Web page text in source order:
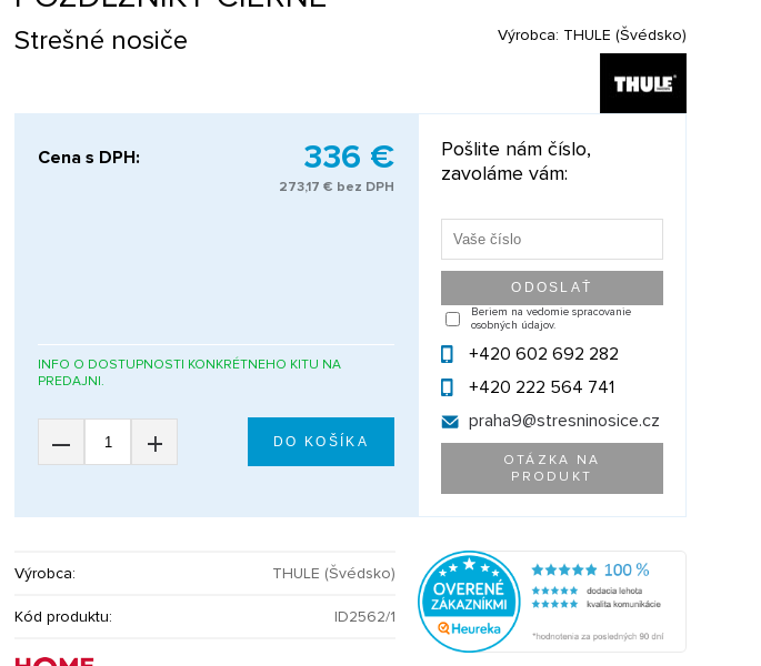
Strešné nosiče Výrobca: THULE (Švédsko)
Cena s DPH: 336 €
273,17 € bez DPH
INFO O DOSTUPNOSTI KONKRÉTNEHO KITU NA
PREDAJNI.
– +
Pošlite nám číslo,
zavoláme vám:
Beriem na vedomie spracovanie
osobných údajov.
+420 602 692 282
+420 222 564 741
praha9@stresninosice.cz
OTÁZKA NA
PRODUKT
Výrobca: THULE (Švédsko)
Kód produktu: ID2562/1